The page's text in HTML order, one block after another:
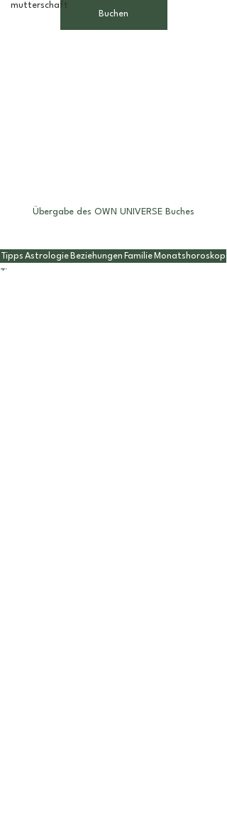
mutterschaft
Buchen
Übergabe des OWN UNIVERSE Buches
Tipps Astrologie Beziehungen Familie Monatshoroskop
Tipps